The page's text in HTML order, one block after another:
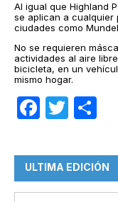
Al igual que Highland
se aplican a cualquier
ciudades como
No se requieren
actividades al aire
bicicleta, en un
mismo hogar.
ULTIMA EDICIÓN